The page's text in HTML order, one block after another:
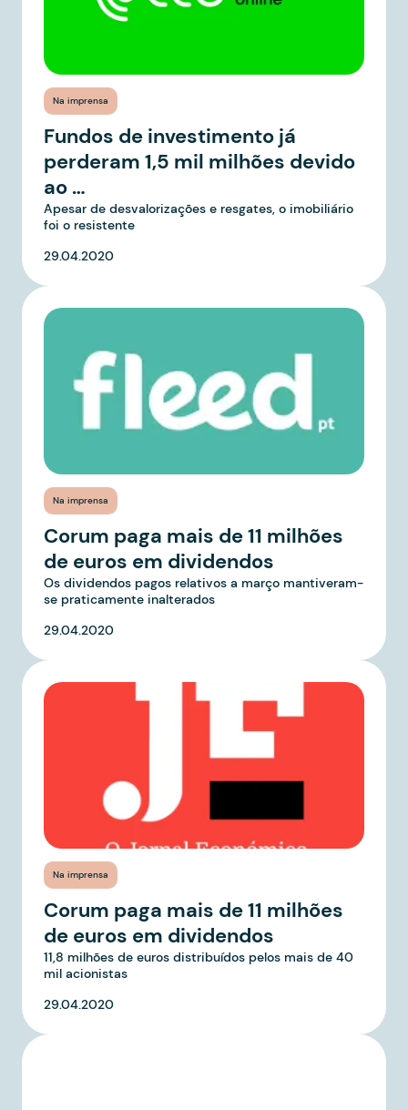
Na imprensa
Fundos de investimento já
perderam 1,5 mil milhões devido
ao …
Apesar de desvalorizações e resgates, o imobiliário
foi o resistente
29.04.2020
Na imprensa
Corum paga mais de 11 milhões
de euros em dividendos
Os dividendos pagos relativos a março mantiveram-
se praticamente inalterados
29.04.2020
Na imprensa
Corum paga mais de 11 milhões
de euros em dividendos
11,8 milhões de euros distribuídos pelos mais de 40
mil acionistas
29.04.2020